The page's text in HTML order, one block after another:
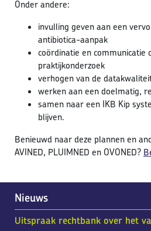
Nieuws
Uitspraak rechtbank over het
Onder andere:
invulling geven aan een
antibiotica-aanpak
coördinatie en
praktijkonderzoek
verhogen van de
werken aan een doelmatig,
samen naar een IKB Kip
blijven.
Benieuwd naar deze plannen en
AVINED, PLUIMNED en OVONED?